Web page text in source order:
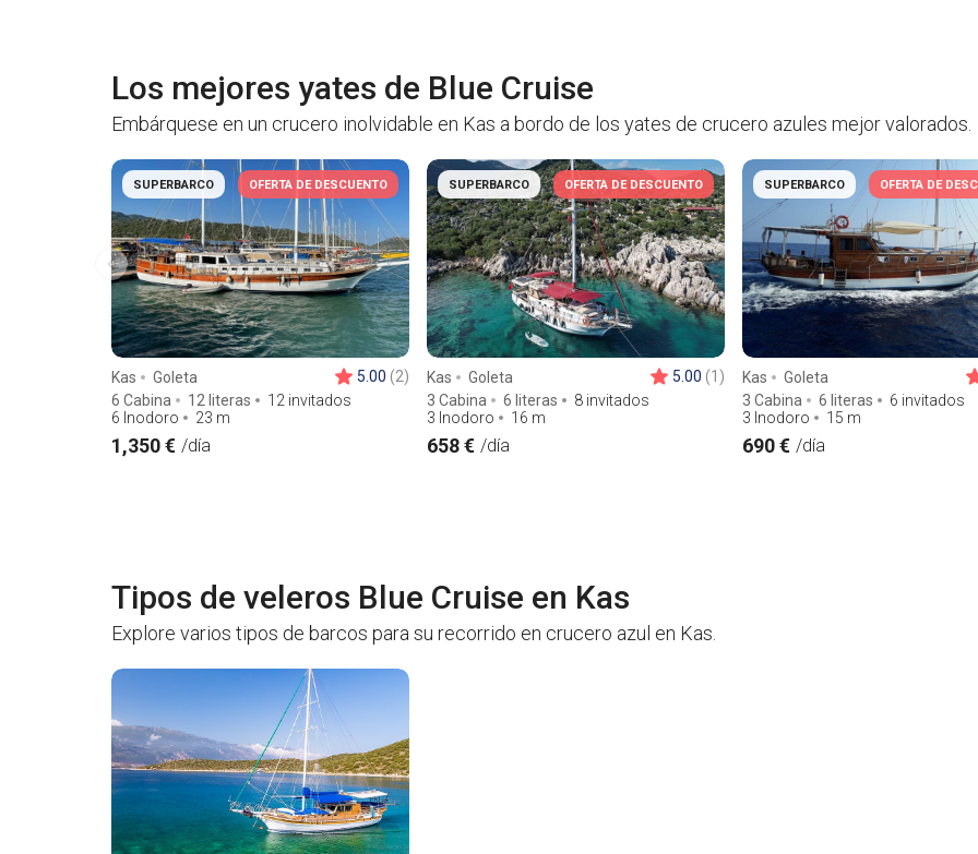
Los mejores yates de Blue Cruise
Embárquese en un crucero inolvidable en Kas a bordo de los yates de crucero azules mejor valorados.
SUPERBARCO OFERTA DE DESCUENTO
Kas
Goleta
6 Cabina
12 literas
12 invitados
6 Inodoro
23 m
1,350 € /día
5.00 (2)
SUPERBARCO OFERTA DE DESCUENTO
Kas
Goleta
3 Cabina
6 literas
8 invitados
3 Inodoro
16 m
658 € /día
5.00 (1)
SUPERBARCO OFERTA DE
Kas
Goleta
3 Cabina
6 literas
6 invitados
3 Inodoro
15 m
690 € /día
Tipos de veleros Blue Cruise en Kas
Explore varios tipos de barcos para su recorrido en crucero azul en Kas.